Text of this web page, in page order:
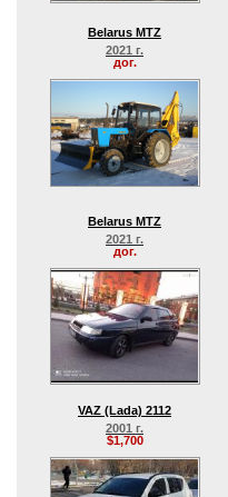
Belarus MTZ
2021 г.
дог.
Belarus MTZ
2021 г.
дог.
VAZ (Lada) 2112
2001 г.
$1,700